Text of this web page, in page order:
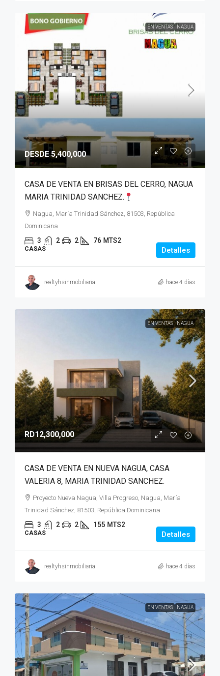
EN VENTAS NAGUA
DESDE 5,400,000
CASA DE VENTA EN BRISAS DEL CERRO, NAGUA
MARIA TRINIDAD SANCHEZ.
Nagua, María Trinidad Sánchez, 81503, República
Dominicana
3 2 2 76 MTS2
CASAS Detalles
realtyhsinmobiliaria hace 4 días
EN VENTAS NAGUA
RD12,300,000
CASA DE VENTA EN NUEVA NAGUA, CASA
VALERIA 8, MARIA TRINIDAD SANCHEZ.
Proyecto Nueva Nagua, Villa Progreso, Nagua, María
Trinidad Sánchez, 81503, República Dominicana
3 2 2 155 MTS2
CASAS Detalles
realtyhsinmobiliaria hace 4 días
EN VENTAS NAGUA